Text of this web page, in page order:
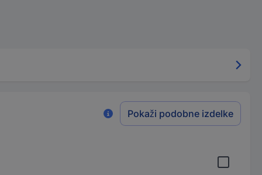
Pokaži podobne izdelke